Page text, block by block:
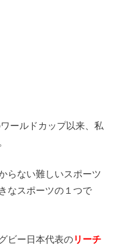
ールドカップ以来、私
らない難しいスポーツ
なスポーツの１つで
ビー日本代表のリーチ